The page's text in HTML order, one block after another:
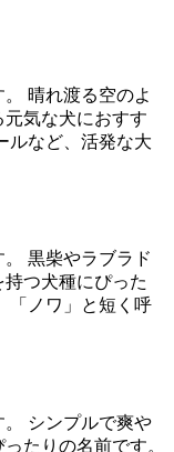
晴れ渡る空のよ
気な犬におすす
ルなど、活発な大
黒柴やラブラド
つ犬種にぴった
「ノワ」と短く呼
シンプルで爽や
たりの名前です。